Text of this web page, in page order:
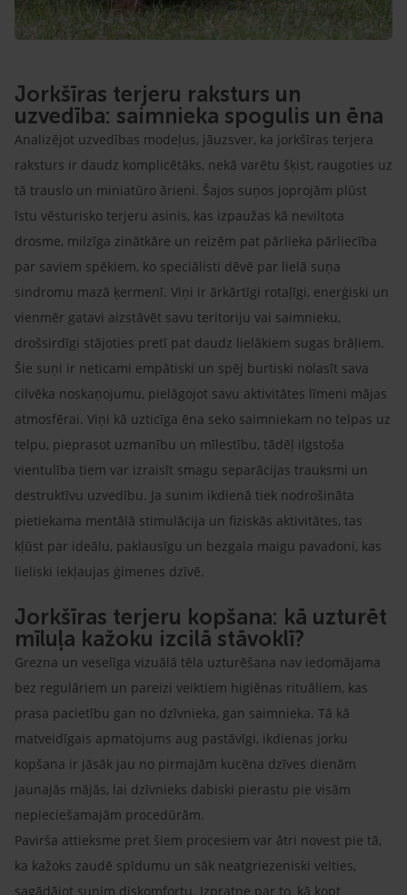
Jorkšīras terjeru raksturs un
uzvedība: saimnieka spogulis un ēna
Analizējot uzvedības modeļus, jāuzsver, ka jorkšīras terjera
raksturs ir daudz komplicētāks, nekā varētu šķist, raugoties uz
tā trauslo un miniatūro ārieni. Šajos suņos joprojām plūst
īstu vēsturisko terjeru asinis, kas izpaužas kā neviltota
drosme, milzīga zinātkāre un reizēm pat pārlieka pārliecība
par saviem spēkiem, ko speciālisti dēvē par lielā suņa
sindromu mazā ķermenī. Viņi ir ārkārtīgi rotaļīgi, enerģiski un
vienmēr gatavi aizstāvēt savu teritoriju vai saimnieku,
drošsirdīgi stājoties pretī pat daudz lielākiem sugas brāļiem.
Šie suņi ir neticami empātiski un spēj burtiski nolasīt sava
cilvēka noskaņojumu, pielāgojot savu aktivitātes līmeni mājas
atmosfērai. Viņi kā uzticīga ēna seko saimniekam no telpas uz
telpu, pieprasot uzmanību un mīlestību, tādēļ ilgstoša
vientulība tiem var izraisīt smagu separācijas trauksmi un
destruktīvu uzvedību. Ja sunim ikdienā tiek nodrošināta
pietiekama mentālā stimulācija un fiziskās aktivitātes, tas
kļūst par ideālu, paklausīgu un bezgala maigu pavadoni, kas
lieliski iekļaujas ģimenes dzīvē.
Jorkšīras terjeru kopšana: kā uzturēt
mīluļa kažoku izcilā stāvoklī?
Grezna un veselīga vizuālā tēla uzturēšana nav iedomājama
bez regulāriem un pareizi veiktiem higiēnas rituāliem, kas
prasa pacietību gan no dzīvnieka, gan saimnieka. Tā kā
matveidīgais apmatojums aug pastāvīgi, ikdienas jorku
kopšana ir jāsāk jau no pirmajām kucēna dzīves dienām
jaunajās mājās, lai dzīvnieks dabiski pierastu pie visām
nepieciešamajām procedūrām.
Pavirša attieksme pret šiem procesiem var ātri novest pie tā,
ka kažoks zaudē spīdumu un sāk neatgriezeniski velties,
sagādājot sunim diskomfortu. Izpratne par to, kā kopt